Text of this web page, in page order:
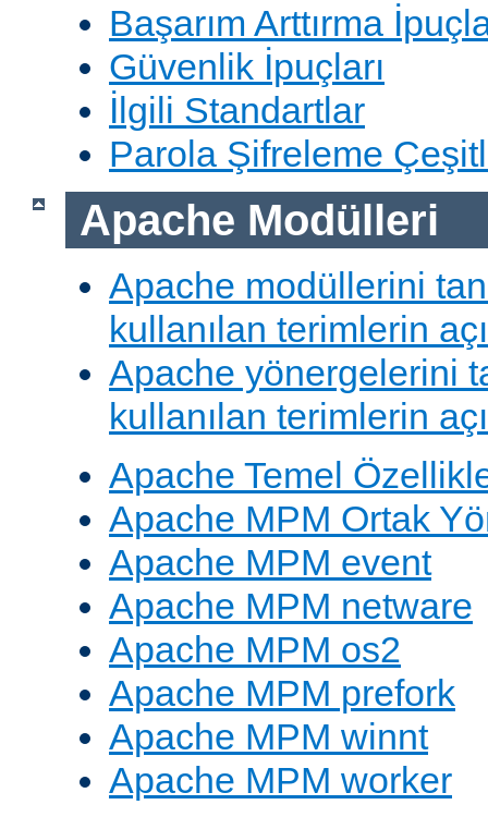
Başarım Arttırma
Güvenlik İpuçları
İlgili Standartlar
Parola Şifreleme
Apache Modülleri
Apache modüllerini
kullanılan terimlerin
Apache yönergelerini
kullanılan terimlerin
Apache Temel
Apache MPM Ortak
Apache MPM event
Apache MPM netware
Apache MPM os2
Apache MPM prefork
Apache MPM winnt
Apache MPM worker